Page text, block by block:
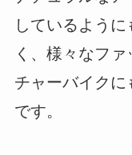
しているように
く、様々なフ
チャーバイク
です。